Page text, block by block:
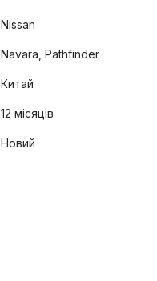
Nissan
Navara, Pathfinder
Китай
12 місяців
Новий